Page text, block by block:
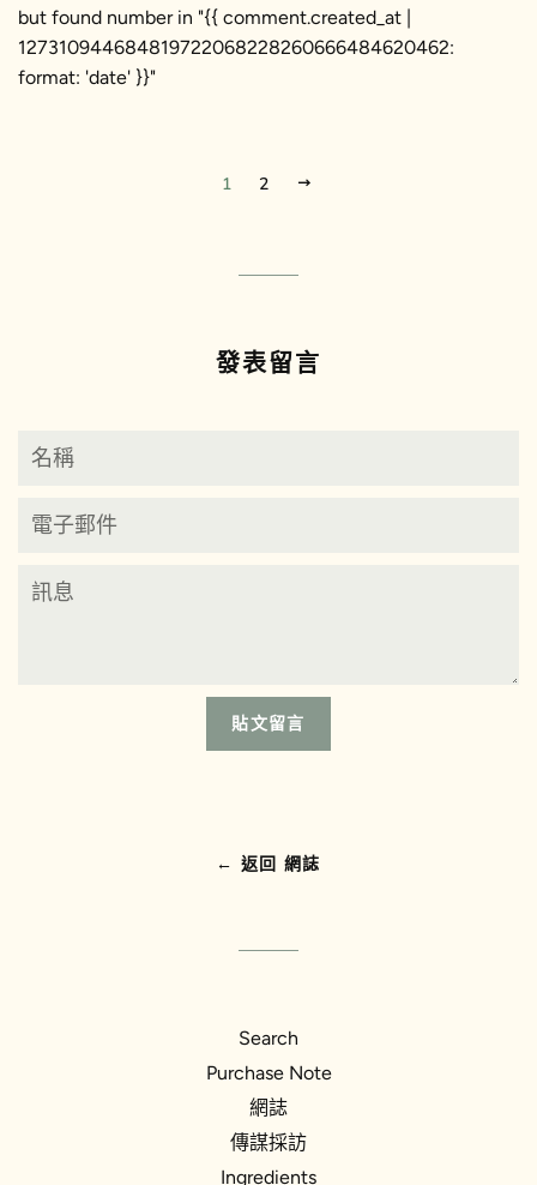
but found number in "{{ comment.created_at |
127310944684819722068228260666484620462:
format: 'date' }}"
1 2
發表留言
名
電
件
訊
← 返回 網誌‎
Search
Purchase Note
網誌
傳謀採訪
Ingredients